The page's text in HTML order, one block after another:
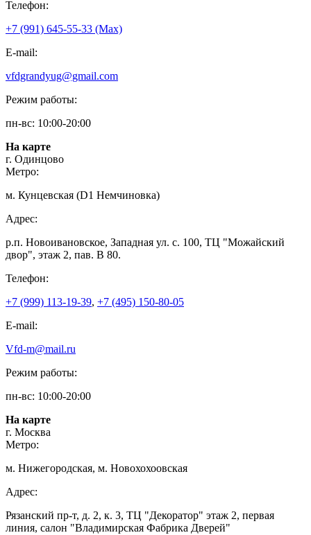
Телефон:
+7 (991) 645-55-33 (Мах)
E-mail:
vfdgrandyug@gmail.com
Режим работы:
пн-вс: 10:00-20:00
На карте
г. Одинцово
Метро:
м. Кунцевская (D1 Немчиновка)
Адрес:
р.п. Новоивановское, Западная ул. с. 100, ТЦ "Можайский
двор", этаж 2, пав. В 80.
Телефон:
+7 (999) 113-19-39, +7 (495) 150-80-05
E-mail:
Vfd-m@mail.ru
Режим работы:
пн-вс: 10:00-20:00
На карте
г. Москва
Метро:
м. Нижегородская, м. Новохохоовская
Адрес:
Рязанский пр-т, д. 2, к. 3, ТЦ "Декоратор" этаж 2, первая
линия, салон "Владимирская Фабрика Дверей"